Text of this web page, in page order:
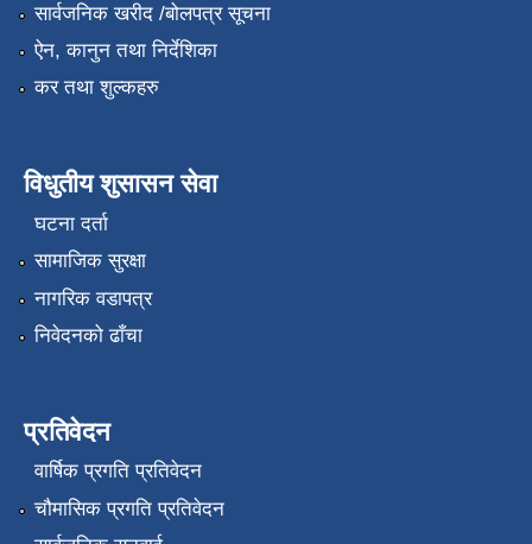
सार्वजनिक खरीद /बोलपत्र सूचना
ऐन, कानुन तथा निर्देशिका
कर तथा शुल्कहरु
विधुतीय शुसासन सेवा
घटना दर्ता
सामाजिक सुरक्षा
नागरिक वडापत्र
निवेदनको ढाँचा
प्रतिवेदन
वार्षिक प्रगति प्रतिवेदन
चौमासिक प्रगति प्रतिवेदन